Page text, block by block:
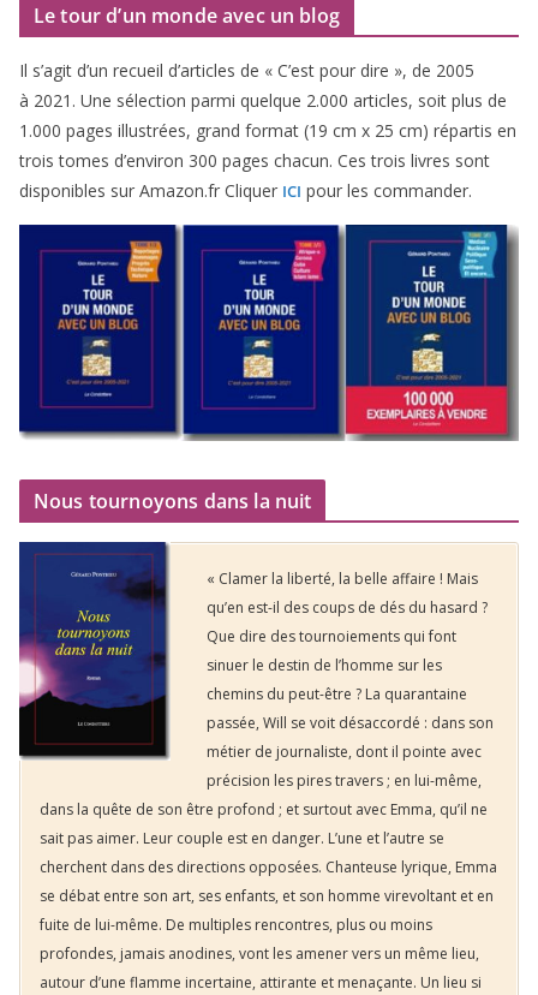
Le tour d’un monde avec un blog
Il s’agit d’un recueil d’ar­ticles de « C’est pour dire », de 2005
à 2021 . Une sélec­tion par­mi quelque 2.000 articles, soit plus de
1 .000 pages illus­trées, grand for­mat (19 cm x 25 cm) répar­tis en
trois tomes d’environ 300 pages cha­cun. Ces trois livres sont
dis­po­nibles sur Amazon​.fr Cliquer ICI pour les commander.
Nous tournoyons dans la nuit
« Clamer la liberté, la belle affaire ! Mais
qu’en est-il des coups de dés du hasard ?
Que dire des tournoiements qui font
sinuer le destin de l’homme sur les
chemins du peut-être ? La quarantaine
passée, Will se voit désaccordé : dans son
métier de journaliste, dont il pointe avec
précision les pires travers ; en lui-même,
dans la quête de son être profond ; et surtout avec Emma, qu’il ne
sait pas aimer. Leur couple est en danger. L’une et l’autre se
cherchent dans des directions opposées. Chanteuse lyrique, Emma
se débat entre son art, ses enfants, et son homme virevoltant et en
fuite de lui-même. De multiples rencontres, plus ou moins
profondes, jamais anodines, vont les amener vers un même lieu,
autour d’une flamme incertaine, attirante et menaçante. Un lieu si